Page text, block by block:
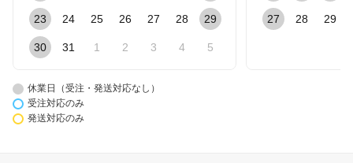
23 24 25 26 27 28 29
30 31 1 2 3 4 5
27 28 29
休業日（受注・発送対応なし）
受注対応のみ
発送対応のみ